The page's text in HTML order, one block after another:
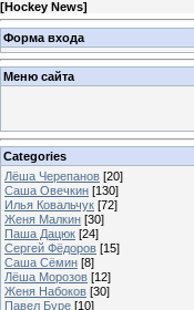
[Hockey News]
Форма входа
Меню сайта
Categories
Лёша Черепанов [20]
Саша Овечкин [130]
Илья Ковальчук [72]
Женя Малкин [30]
Паша Дацюк [24]
Сергей Фёдоров [15]
Саша Сёмин [8]
Лёша Морозов [12]
Женя Набоков [30]
Павел Буре [10]